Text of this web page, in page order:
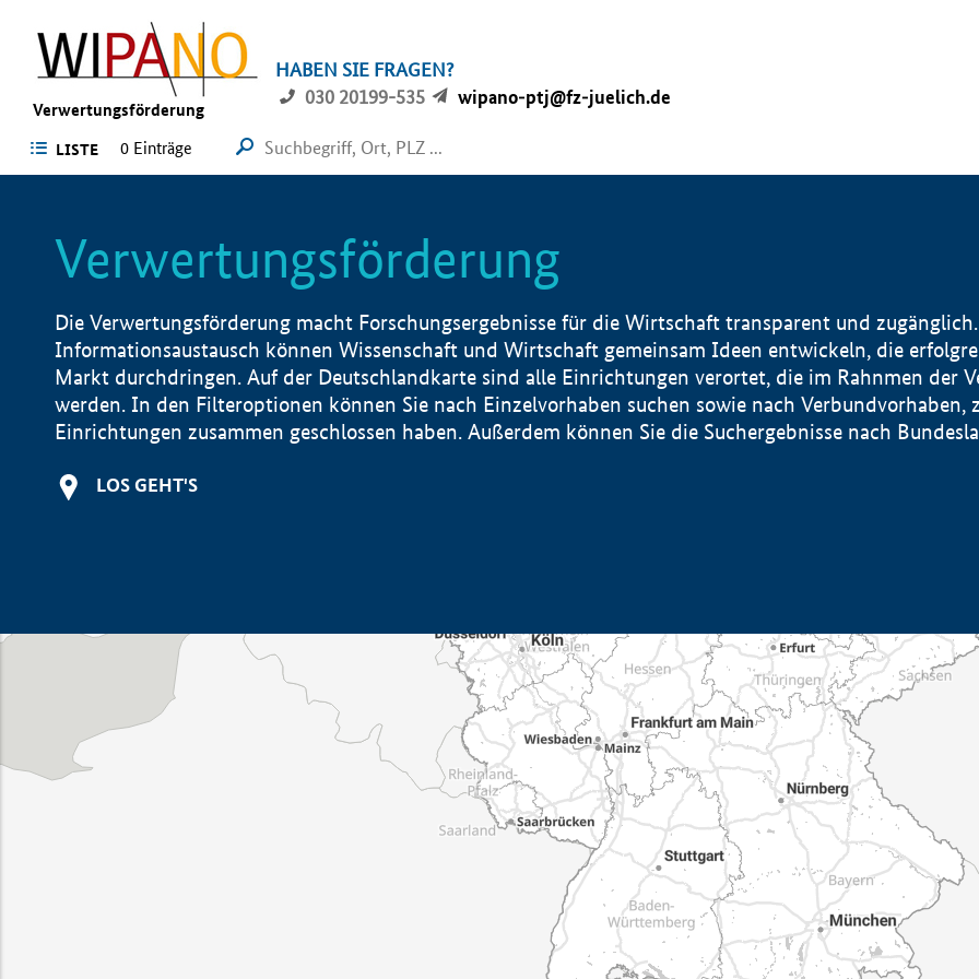
Verwertungsförderung
HABEN SIE FRAGEN?
030 20199-535
wipano-ptj@fz-juelich.de
LISTE 0 Einträge
Verwertungsförderung
Die Verwertungsförderung macht Forschungsergebnisse für die Wirtschaft transparent und
Informationsaustausch können Wissenschaft und Wirtschaft gemeinsam Ideen entwickeln, die
Markt durchdringen. Auf der Deutschlandkarte sind alle Einrichtungen verortet, die im Rahnmen der
werden. In den Filteroptionen können Sie nach Einzelvorhaben suchen sowie nach Verbundvorhaben,
Einrichtungen zusammen geschlossen haben. Außerdem können Sie die Suchergebnisse nach
LOS GEHT'S